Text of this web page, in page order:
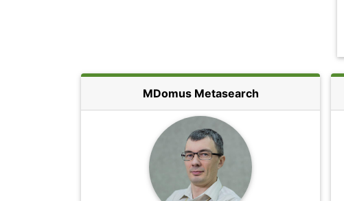
MDomus Metasearch